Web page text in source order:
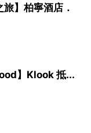
旅】柏寧酒店．
】Klook 抵...